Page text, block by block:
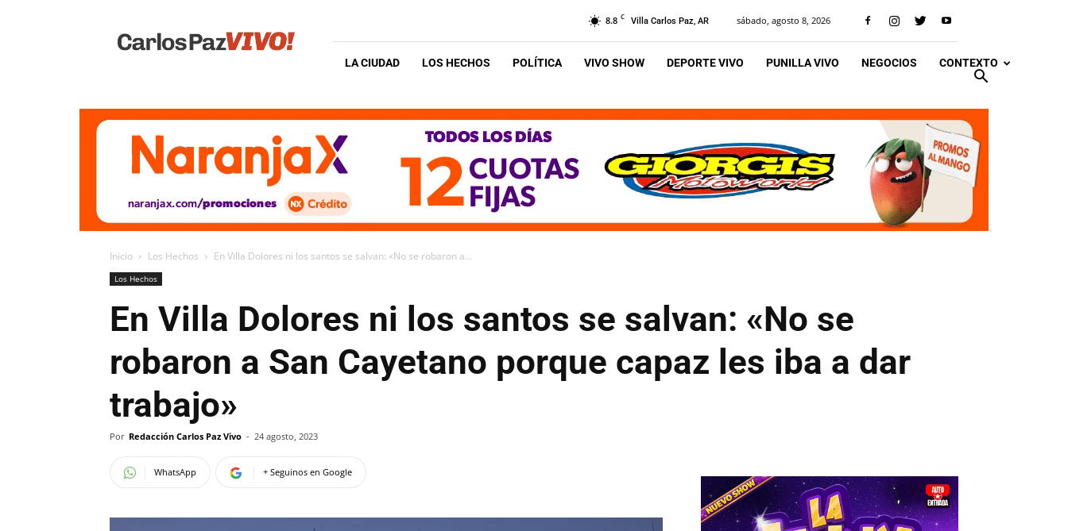
Vivo
8.8 C Villa Carlos Paz, AR sábado, agosto 8, 2026
LA CIUDAD LOS HECHOS POLÍTICA VIVO SHOW DEPORTE VIVO PUNILLA VIVO NEGOCIOS CONTEXTO
Inicio Los Hechos En Villa Dolores ni los santos se salvan: «No se robaron a...
Los Hechos
En Villa Dolores ni los santos se salvan: «No se
robaron a San Cayetano porque capaz les iba a dar
trabajo»
Por Redacción Carlos Paz Vivo - 24 agosto, 2023
WhatsApp + Seguinos en Google